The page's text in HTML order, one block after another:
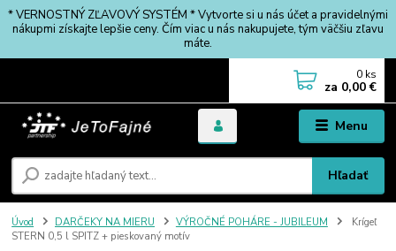
* VERNOSTNÝ ZĽAVOVÝ SYSTÉM * Vytvorte si u nás účet a pravidelnými
nákupmi získajte lepšie ceny. Čím viac u nás nakupujete, tým väčšiu zľavu
máte.
Menu
Hľadať
0 ks
za 0,00 €
Úvod DARČEKY NA MIERU VÝROČNÉ POHÁRE - JUBILEUM
Krígeľ
STERN 0,5 l SPITZ + pieskovaný motív